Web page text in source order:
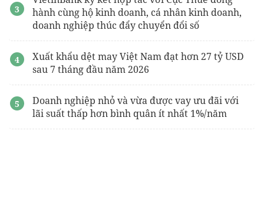
hành cùng hộ kinh doanh, cá nhân kinh doanh,
doanh nghiệp thúc đẩy chuyển đổi số
Xuất khẩu dệt may Việt Nam đạt hơn 27 tỷ USD
sau 7 tháng đầu năm 2026
Doanh nghiệp nhỏ và vừa được vay ưu đãi với
lãi suất thấp hơn bình quân ít nhất 1%/năm